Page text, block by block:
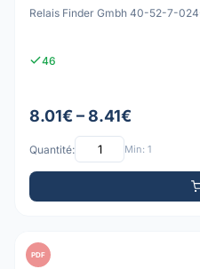
Relais Finder Gmbh 40-52-7-
46
8.01€ – 8.41€
Quantité: Min: 1
PDF